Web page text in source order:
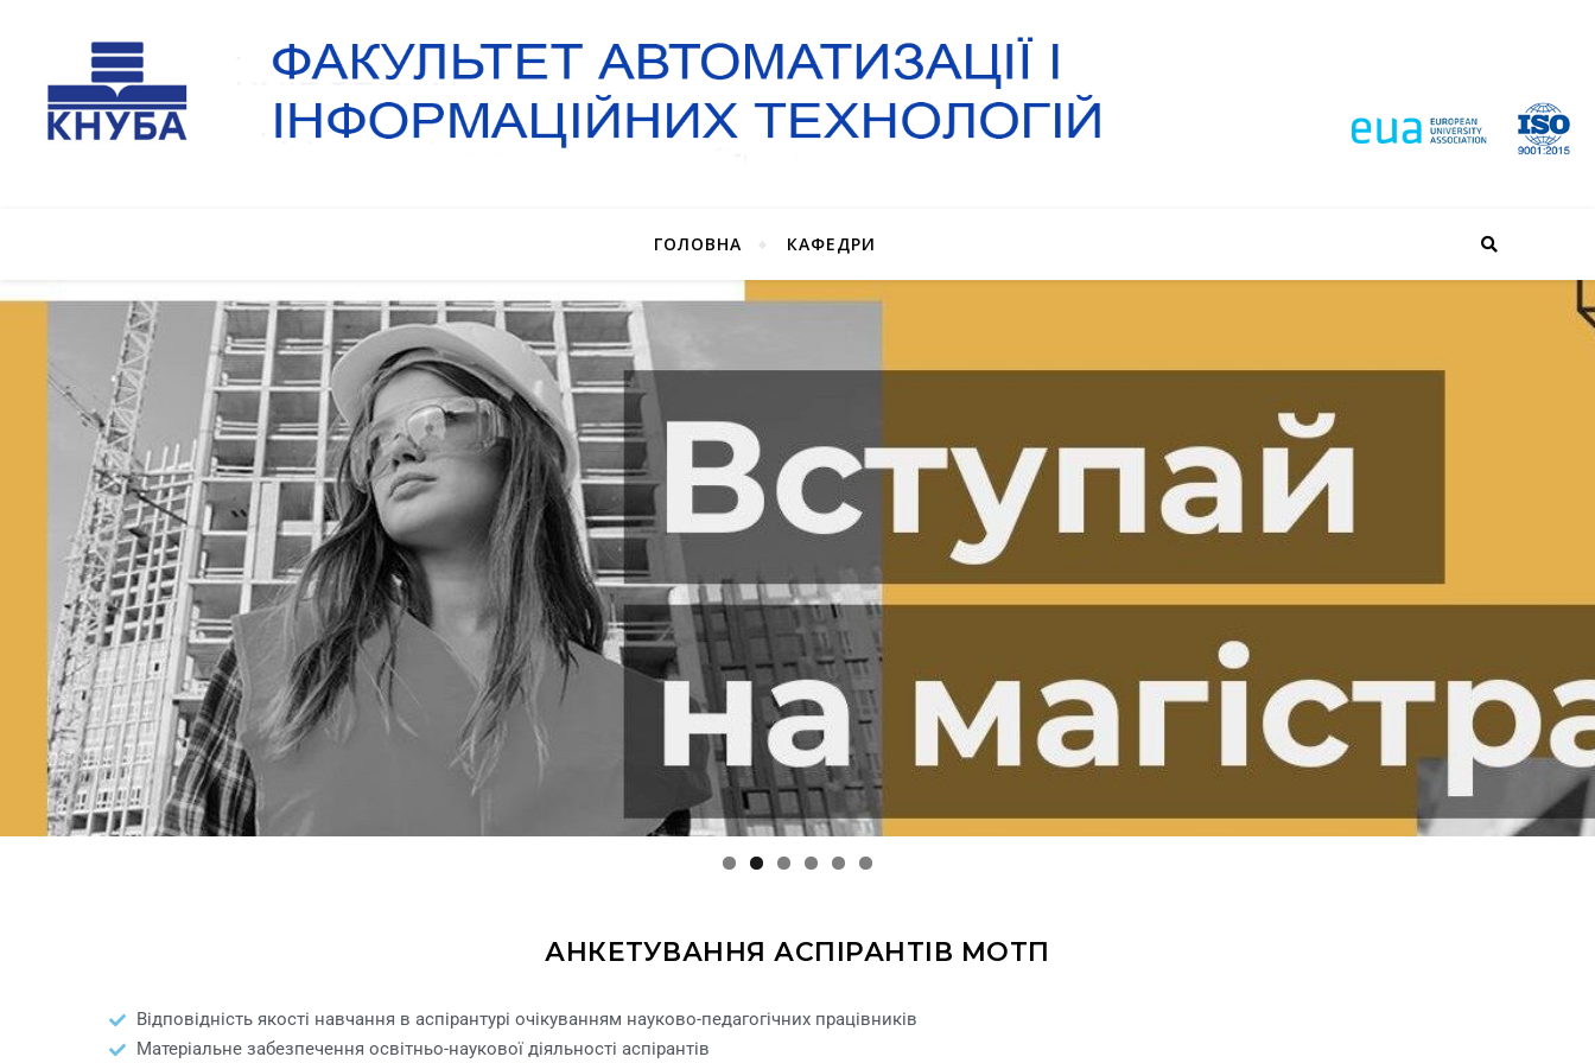
ГОЛОВНА КАФЕДРИ
АНКЕТУВАННЯ АСПІРАНТІВ МОТП
Відповідність якості навчання в аспірантурі очікуванням науково-педагогічних працівників
Матеріальне забезпечення освітньо-наукової діяльності аспірантів